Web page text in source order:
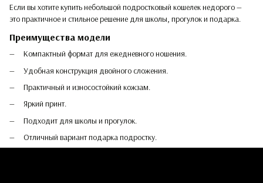
Если вы хотите купить небольшой подростковый кошелек недорого —
это практичное и стильное решение для школы, прогулок и подарка.
Преимущества модели
Компактный формат для ежедневного ношения.
Удобная конструкция двойного сложения.
Практичный и износостойкий кожзам.
Яркий принт.
Подходит для школы и прогулок.
Отличный вариант подарка подростку.